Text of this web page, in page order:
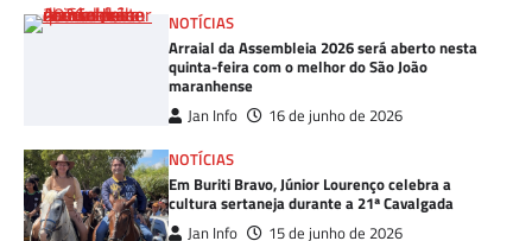
NOTÍCIAS
Arraial da Assembleia 2026 será aberto nesta
quinta-feira com o melhor do São João
maranhense
Jan Info
16 de junho de 2026
NOTÍCIAS
Em Buriti Bravo, Júnior Lourenço celebra a
cultura sertaneja durante a 21ª Cavalgada
Jan Info
15 de junho de 2026